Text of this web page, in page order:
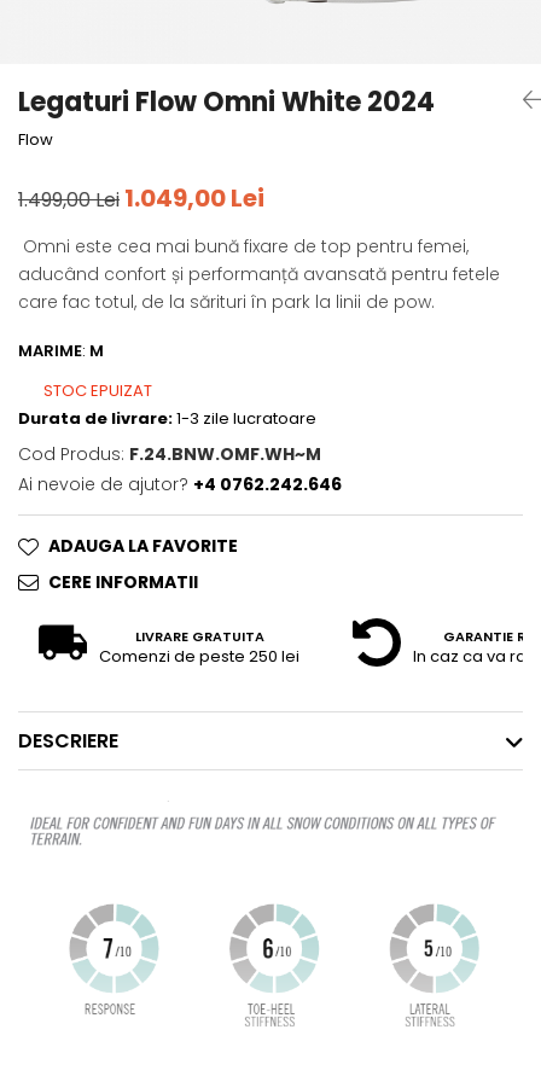
Curele
Sepci
Bustiere
Legaturi Flow Omni White 2024
Flow
1.499,00 Lei 1.049,00 Lei
Omni este cea mai bună fixare de top pentru femei,
aducând confort și performanță avansată pentru fetele
care fac totul, de la sărituri în park la linii de pow.
MARIME: M
STOC EPUIZAT
Durata de livrare:1-3 zile lucratoare
Cod Produs: F.24.BNW.OMF.WH~M
Ai nevoie de ajutor? +4 0762.242.646
ADAUGA LA FAVORITE
CERE INFORMATII
LIVRARE GRATUITA
Comenzi de peste 250 lei
GARANTIE
In caz ca va
DESCRIERE